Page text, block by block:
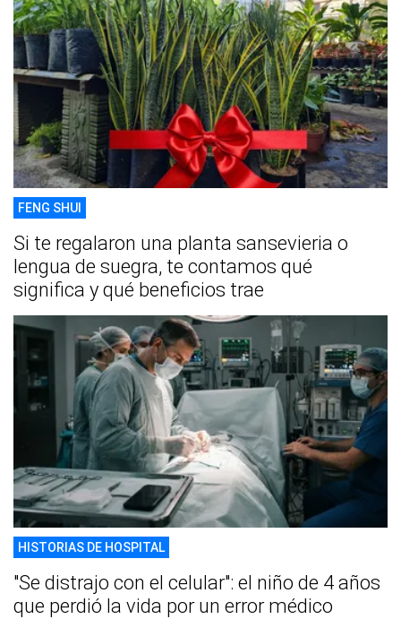
FENG SHUI
Si te regalaron una planta sansevieria o
lengua de suegra, te contamos qué
significa y qué beneficios trae
HISTORIAS DE HOSPITAL
"Se distrajo con el celular": el niño de 4 años
que perdió la vida por un error médico